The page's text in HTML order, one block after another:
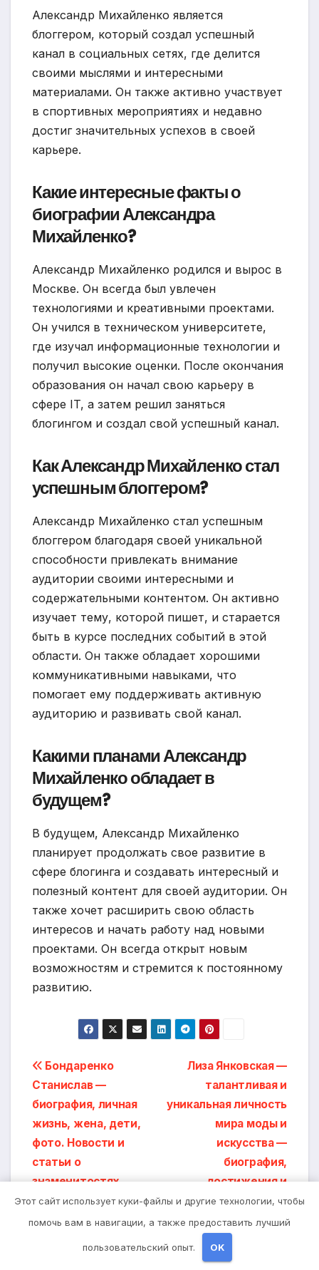
Александр Михайленко является
блоггером, который создал успешный
канал в социальных сетях, где делится
своими мыслями и интересными
материалами. Он также активно участвует
в спортивных мероприятиях и недавно
достиг значительных успехов в своей
карьере.
Какие интересные факты о
биографии Александра
Михайленко?
Александр Михайленко родился и вырос в
Москве. Он всегда был увлечен
технологиями и креативными проектами.
Он учился в техническом университете,
где изучал информационные технологии и
получил высокие оценки. После окончания
образования он начал свою карьеру в
сфере IT, а затем решил заняться
блогингом и создал свой успешный канал.
Как Александр Михайленко стал
успешным блоггером?
Александр Михайленко стал успешным
блоггером благодаря своей уникальной
способности привлекать внимание
аудитории своими интересными и
содержательными контентом. Он активно
изучает тему, которой пишет, и старается
быть в курсе последних событий в этой
области. Он также обладает хорошими
коммуникативными навыками, что
помогает ему поддерживать активную
аудиторию и развивать свой канал.
Какими планами Александр
Михайленко обладает в
будущем?
В будущем, Александр Михайленко
планирует продолжать свое развитие в
сфере блогинга и создавать интересный и
полезный контент для своей аудитории. Он
также хочет расширить свою область
интересов и начать работу над новыми
проектами. Он всегда открыт новым
возможностям и стремится к постоянному
развитию.
Навигация
по
записям
Лиза Янковская —
талантливая и
уникальная личность
мира моды и
искусства —
биография,
достижения и
увлекательные факты
из жизни
Бондаренко
Станислав —
биография, личная
жизнь, жена, дети,
фото. Новости и
статьи о
знаменитостях
Этот сайт использует куки-файлы и другие технологии, чтобы
помочь вам в навигации, а также предоставить лучший
пользовательский опыт. OK